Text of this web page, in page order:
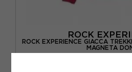
ROCK
ROCK EXPERIENCE GIACCA
MAGNETA